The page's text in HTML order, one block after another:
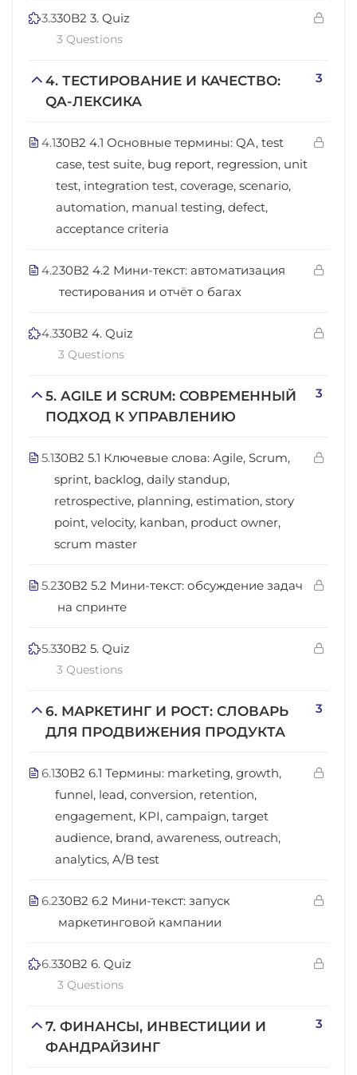
3.330B2 3. Quiz
3 Questions
4. ТЕСТИРОВАНИЕ И КАЧЕСТВО:
QA-ЛЕКСИКА
3
4.130B2 4.1 Основные термины: QA, test
case, test suite, bug report, regression, unit
test, integration test, coverage, scenario,
automation, manual testing, defect,
acceptance criteria
4.230B2 4.2 Мини-текст: автоматизация
тестирования и отчёт о багах
4.330B2 4. Quiz
3 Questions
5. AGILE И SCRUM: СОВРЕМЕННЫЙ
ПОДХОД К УПРАВЛЕНИЮ
3
5.130B2 5.1 Ключевые слова: Agile, Scrum,
sprint, backlog, daily standup,
retrospective, planning, estimation, story
point, velocity, kanban, product owner,
scrum master
5.230B2 5.2 Мини-текст: обсуждение задач
на спринте
5.330B2 5. Quiz
3 Questions
6. МАРКЕТИНГ И РОСТ: СЛОВАРЬ
ДЛЯ ПРОДВИЖЕНИЯ ПРОДУКТА
3
6.130B2 6.1 Термины: marketing, growth,
funnel, lead, conversion, retention,
engagement, KPI, campaign, target
audience, brand, awareness, outreach,
analytics, A/B test
6.230B2 6.2 Мини-текст: запуск
маркетинговой кампании
6.330B2 6. Quiz
3 Questions
7. ФИНАНСЫ, ИНВЕСТИЦИИ И
ФАНДРАЙЗИНГ
3